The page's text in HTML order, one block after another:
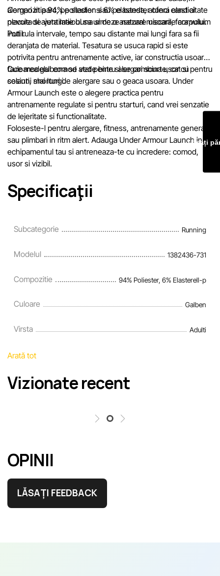
Prețurile produselor, precum și condițiile de acordare a
reducerilor, cadourilor, plăților în rate și creditării pot fi
modificate de către compania Sportlandia în mod unilateral și
fără notificare prealabilă.
Echipa noastră verifică și actualizează periodic informațiile
de pe site pentru a identifica și corecta prompt eventualele
erori în cel mai scurt termen rezonabil.
alergari in parc, pe stadion sau pe banda, atunci cand ai
nevoie de ventilatie buna si de o asezare usoara, fara volum
inutil.
Compozitia 94% poliester si 6% elastester ofera elasticitate
placuta si ajuta maioul sa urmeze natural miscarile corpului.
Poti rula intervale, tempo sau distante mai lungi fara sa fii
deranjata de material. Tesatura se usuca rapid si este
potrivita pentru antrenamente active, iar constructia usoara
face modelul comod atat pentru alergari scurte, cat si pentru
sesiuni mai lungi.
Culoarea galbena se vede bine si se combina usor cu
colanti, shorturi de alergare sau o geaca usoara. Under
Armour Launch este o alegere practica pentru
antrenamente regulate si pentru starturi, cand vrei senzatie
de lejeritate si functionalitate.
Foloseste-l pentru alergare, fitness, antrenamente generale
sau plimbari in ritm alert. Adauga Under Armour Launch in
echipamentul tau si antreneaza-te cu incredere: comod,
usor si vizibil.
Specificaţii
Subcategorie Running
Modelul 1382436-731
Compozitie 94% Poliester, 6% Elasterell-p
Culoare Galben
Virsta Adulti
Arată tot
Vizionate recent
OPINII
LĂSAȚI FEEDBACK
Lăsați